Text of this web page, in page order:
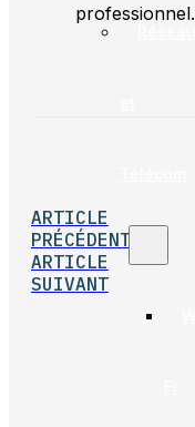
professionnel.
ARTICLE
PRÉCÉDENT
ARTICLE
SUIVANT